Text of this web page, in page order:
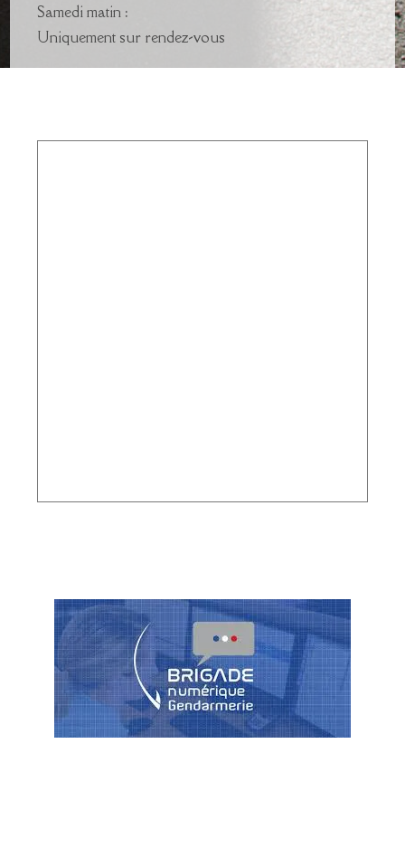
Samedi matin :
Uniquement sur rendez-vous